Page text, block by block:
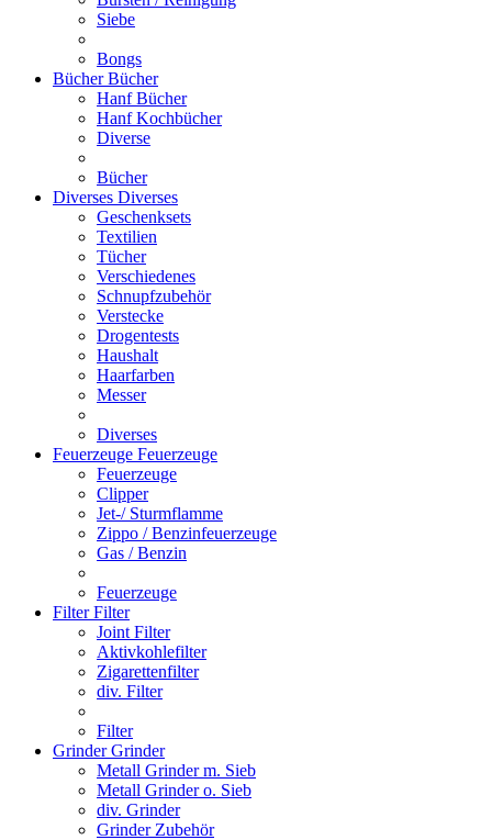
Siebe
Bongs
BücherBücher
Hanf Bücher
Hanf Kochbücher
Diverse
Bücher
Diverses Diverses
Geschenksets
Textilien
Tücher
Verschiedenes
Schnupfzubehör
Verstecke
Drogentests
Haushalt
Haarfarben
Messer
Diverses
Feuerzeuge Feuerzeuge
Feuerzeuge
Clipper
Jet-/ Sturmflamme
Zippo / Benzinfeuerzeuge
Gas / Benzin
Feuerzeuge
FilterFilter
Joint Filter
Aktivkohlefilter
Zigarettenfilter
div. Filter
Filter
GrinderGrinder
Metall Grinder m. Sieb
Metall Grinder o. Sieb
div. Grinder
Grinder Zubehör